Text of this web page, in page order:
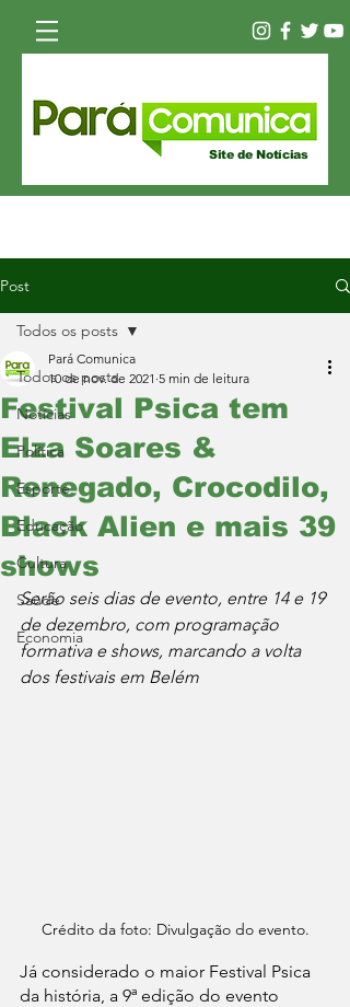
Site de Notícias
Post
Todos os posts
Notícias
Política
Esporte
Educação
Cultura
Saúde
Economia
Todos os posts
Festival Psica tem
Elza Soares &
Renegado, Crocodilo,
Black Alien e mais 39
shows
Pará Comunica
10 de nov. de 2021 5 min de leitura
Serão seis dias de evento, entre 14 e 19
de dezembro, com programação
formativa e shows, marcando a volta
dos festivais em Belém
Crédito da foto: Divulgação do evento.
Já considerado o maior Festival Psica
da história, a 9ª edição do evento